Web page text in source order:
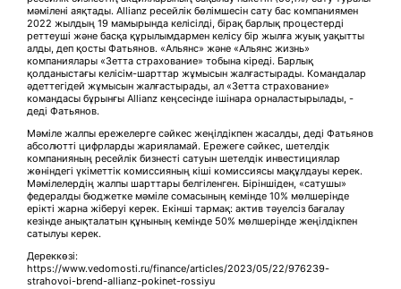
мәмілені аяқтады. Allianz ресейлік бөлімшесін сату бас компаниямен
2022 жылдың 19 мамырында келісілді, бірақ барлық процестерді
реттеуші және басқа құрылымдармен келісу бір жылға жуық уақытты
алды, деп қосты Фатьянов. «Альянс» және «Альянс жизнь»
компаниялары «Зетта страхование» тобына кіреді. Барлық
қолданыстағы келісім-шарттар жұмысын жалғастырады. Командалар
әдеттегідей жұмысын жалғастырады, ал «Зетта страхование»
командасы бұрынғы Allianz кеңсесінде ішінара орналастырылады, -
деді Фатьянов.
Мәміле жалпы ережелерге сәйкес жеңілдікпен жасалды, деді Фатьянов
абсолютті цифрларды жарияламай. Ережеге сәйкес, шетелдік
компанияның ресейлік бизнесті сатуын шетелдік инвестициялар
жөніндегі үкіметтік комиссияның кіші комиссиясы мақұлдауы керек.
Мәмілелердің жалпы шарттары белгіленген. Біріншіден, «сатушы»
федералды бюджетке мәміле сомасының кемінде 10% мөлшерінде
ерікті жарна жіберуі керек. Екінші тармақ: актив тәуелсіз бағалау
кезінде анықталатын құнының кемінде 50% мөлшерінде жеңілдікпен
сатылуы керек.
Дереккөзі:
https://www.vedomosti.ru/finance/articles/2023/05/22/976239-
strahovoi-brend-allianz-pokinet-rossiyu